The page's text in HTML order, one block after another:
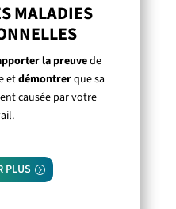
MALADIES
la preuvede
etdémontrerque sa
causée par votre
PLUS